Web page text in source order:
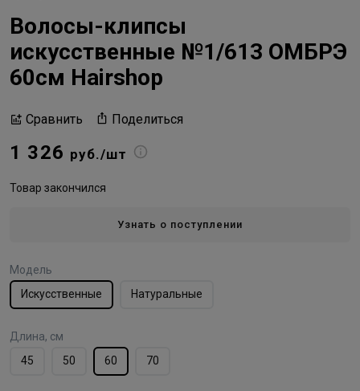
Волосы-клипсы
искусственные №1/613 ОМБРЭ
60см Hairshop
Сравнить Поделиться
1 326 руб./шт
Товар закончился
Узнать о поступлении
Модель
Искусственные
Натуральные
Длина, см
45
50 60 70